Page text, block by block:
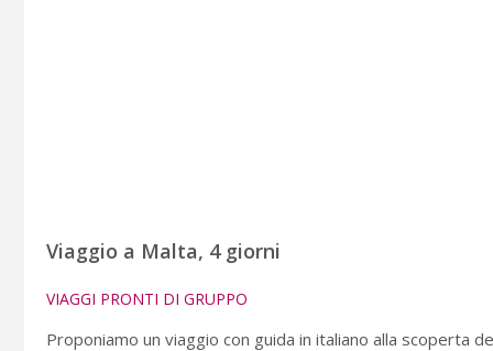
Viaggio a Malta, 4 giorni
VIAGGI PRONTI DI GRUPPO
Proponiamo un viaggio con guida in italiano alla scoperta